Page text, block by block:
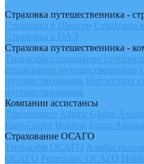
Страховка путешественника -
Страховка в Шенген Страховка
Страховка в ОАЭ
Страховка путешественника -
Тинькофф страхование
страхование путешественников
путешественников Ингосстрах
путешественников
Компании ассистансы
Tripinsurance Allianz Global
Euro-Center Holding Europ
Страхование ОСАГО
Тинькофф ОСАГО
ОСАГО Ренессанс ОСАГО